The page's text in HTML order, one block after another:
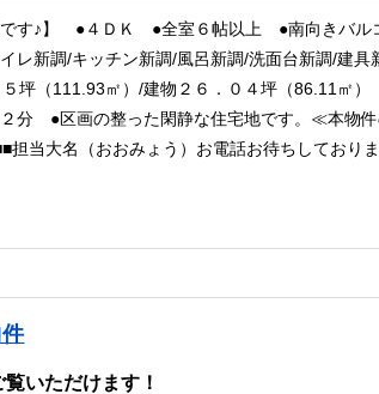
です♪】 ●４ＤＫ ●全室６帖以上 ●南向きバ
レ新調/キッチン新調/風呂新調/洗面台新調/建具
坪（111.93㎡）/建物２６．０４坪（86.11㎡
２分 ●区画の整った閑静な住宅地です。≪本物
担当大名（おおみょう）お電話お待ちしており
いただけます！